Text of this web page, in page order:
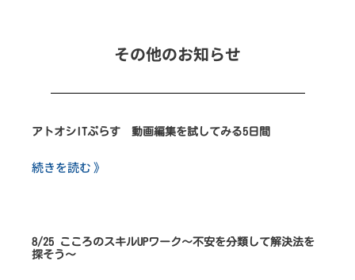
その他のお知らせ
アトオシITぷらす 動画編集を試してみる5日間
続きを読む 》
8/25 こころのスキルUPワーク～不安を分類して解決法を
探そう～